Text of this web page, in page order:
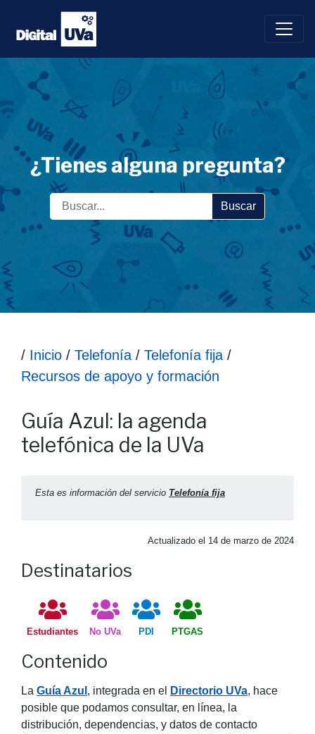
Saltar
contenido
¿Tienes alguna pregunta?
Buscar
Ruta hasta la información
/ Inicio / Telefonía / Telefonía fija /
Recursos de apoyo y formación
Guía Azul: la agenda
telefónica de la UVa
Esta es información del servicio Telefonía fija
Actualizado el 14 de marzo de 2024
Destinatarios
Estudiantes No UVa PDI PTGAS
Contenido
La Guía Azul , integrada en el Directorio UVa, hace
posible que podamos consultar, en línea, la
distribución, dependencias, y datos de contacto